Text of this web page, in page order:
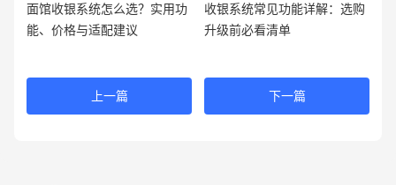
面馆收银系统怎么选？实用功
能、价格与适配建议
上一篇
收银系统常见功能详解：选购
升级前必看清单
下一篇